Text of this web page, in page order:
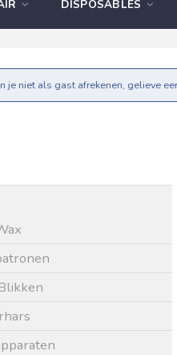
DISPOSABLES
je niet als gast afrekenen, gelieve